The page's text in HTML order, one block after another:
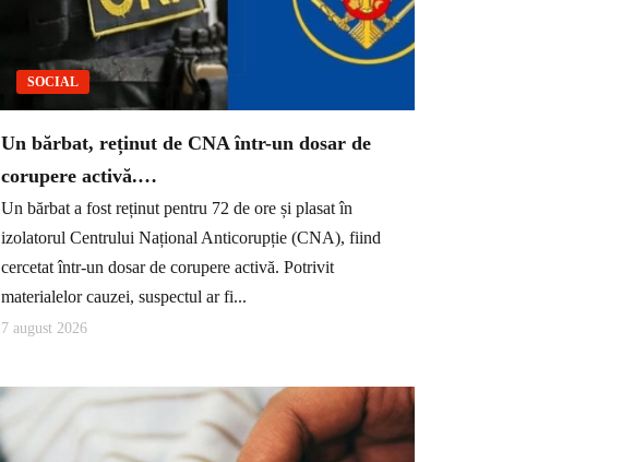
SOCIAL
Un bărbat, reținut de CNA într-un dosar de
corupere activă.…
Un bărbat a fost reținut pentru 72 de ore și plasat în
izolatorul Centrului Național Anticorupție (CNA), fiind
cercetat într-un dosar de corupere activă. Potrivit
materialelor cauzei, suspectul ar fi...
7 august 2026